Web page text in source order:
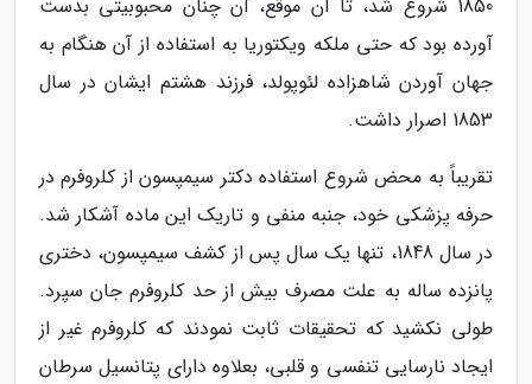
1850 شروع شد، تا آن موقع، آن چنان محبوبیتی بدست
آورده بود که حتی ملکه ویکتوریا به استفاده از آن هنگام به
جهان آوردن شاهزاده لئوپولد، فرزند هشتم ایشان در سال
1853 اصرار داشت.
تقریباً به محض شروع استفاده دکتر سیمپسون از کلروفرم در
حرفه پزشکی خود، جنبه منفی و تاریک این ماده آشکار شد.
در سال 1848، تنها یک سال پس از کشف سیمپسون، دختری
پانزده ساله به علت مصرف بیش از حد کلروفرم جان سپرد.
طولی نکشید که تحقیقات ثابت نمودند که کلروفرم غیر از
ایجاد نارسایی تنفسی و قلبی، بعلاوه دارای پتانسیل سرطان